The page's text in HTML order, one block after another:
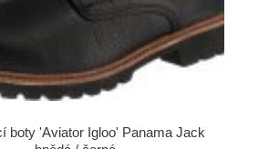
boty 'Aviator Igloo' Panama Jack